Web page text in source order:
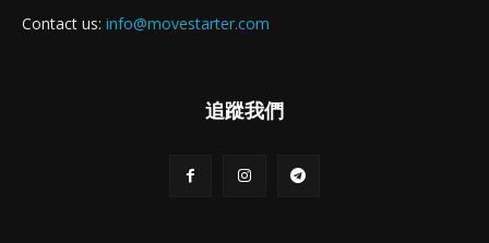
Contact us: info@movestarter.com
追蹤我們